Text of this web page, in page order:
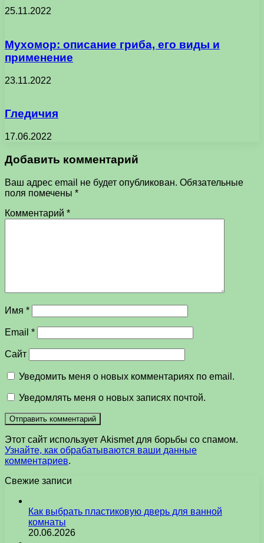
25.11.2022
Мухомор: описание гриба, его виды и
применение
23.11.2022
Гледичия
17.06.2022
Добавить комментарий
Ваш адрес email не будет опубликован. Обязательные
поля помечены *
Комментарий *
Имя *
Email *
Сайт
Уведомить меня о новых комментариях по email.
Уведомлять меня о новых записях почтой.
Этот сайт использует Akismet для борьбы со спамом.
Узнайте, как обрабатываются ваши данные
комментариев.
Свежие записи
Как выбрать пластиковую дверь для ванной
комнаты
20.06.2026